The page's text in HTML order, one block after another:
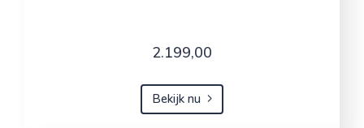
2.199,00
Bekijk nu